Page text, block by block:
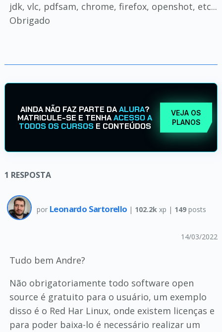
jdk, vlc, pdfsam, chrome, firefox, openshot, etc...
Obrigado
AINDA NÃO FAZ PARTE DAALURA?
MATRICULE-SE E TENHAACESSO A
TODOS OS CURSOS E CONTEÚDOS
VEJA OS
PLANOS
1 RESPOSTA
por Leonardo Sartorello | 102.2k xp | 149posts
14/03/2022
Tudo bem Andre?
Não obrigatoriamente todo software open
source é gratuito para o usuário, um exemplo
disso é o Red Har Linux, onde existem licenças e
para poder baixa-lo é necessário realizar um